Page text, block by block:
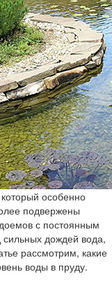
особенно
подвержены
с постоянным
дождей вода,
рассмотрим, какие
воды в пруду.